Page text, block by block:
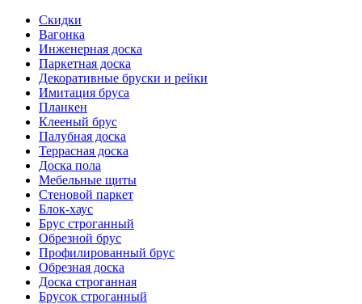
Скидки
Вагонка
Инженерная доска
Паркетная доска
Декоративные бруски и рейки
Имитация бруса
Планкен
Клееный брус
Палубная доска
Террасная доска
Доска пола
Мебельные щиты
Стеновой паркет
Блок-хаус
Брус строганный
Обрезной брус
Профилированный брус
Обрезная доска
Доска строганная
Брусок строганный